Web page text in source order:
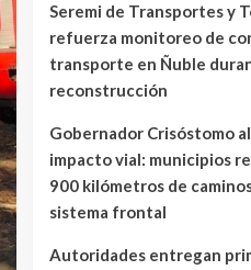
Seremi de Transportes y
refuerza monitoreo de
transporte en Ñuble
reconstrucción
Gobernador Crisóstomo
impacto vial: municipios
900 kilómetros de
sistema frontal
Autoridades entregan